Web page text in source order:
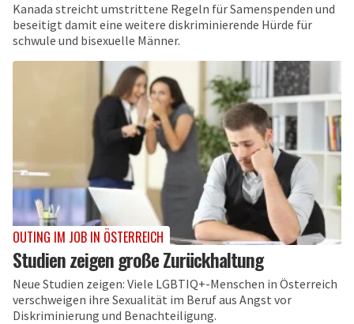
Kanada streicht umstrittene Regeln für Samenspenden und
beseitigt damit eine weitere diskriminierende Hürde für
schwule und bisexuelle Männer.
OUTING IM JOB IN ÖSTERREICH
Studien zeigen große Zurückhaltung
Neue Studien zeigen: Viele LGBTIQ+-Menschen in Österreich
verschweigen ihre Sexualität im Beruf aus Angst vor
Diskriminierung und Benachteiligung.